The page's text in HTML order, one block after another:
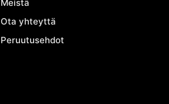
Meistä
Ota yhteyttä
Peruutusehdot